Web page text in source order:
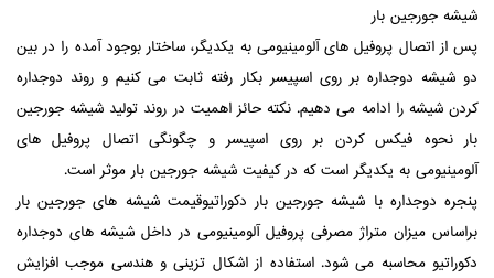
شیشه جورجین بار
پس از اتصال پروفیل های آلومینیومی به یکدیگر، ساختار بوجود آمده را در بین
دو شیشه دوجداره بر روی اسپیسر بکار رفته ثابت می کنیم و روند دوجداره
کردن شیشه را ادامه می دهیم. نکته حائز اهمیت در روند تولید شیشه جورجین
بار نحوه فیکس کردن بر روی اسپیسر و چگونگی اتصال پروفیل های
آلومینیومی به یکدیگر است که در کیفیت شیشه جورجین بار موثر است.
پنجره دوجداره با شیشه جورجین بار دکوراتیوقیمت شیشه های جورجین بار
براساس میزان متراژ مصرفی پروفیل آلومینیومی در داخل شیشه های دوجداره
دکوراتیو محاسبه می شود. استفاده از اشکال تزینی و هندسی موجب افزایش